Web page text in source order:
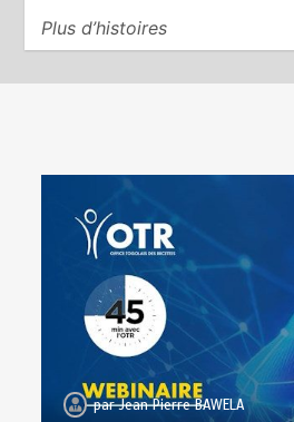
Plus d’histoires
parJean Pierre BAWELA